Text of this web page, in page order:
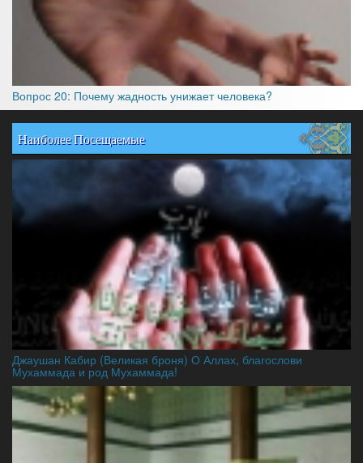
Вопрос 20: Почему жадность унижает человека?
Наиболее Посещаемые
Джаушан Кабир (Великая броня) О Аллах, благослови
Мухаммада и род Мухаммада!